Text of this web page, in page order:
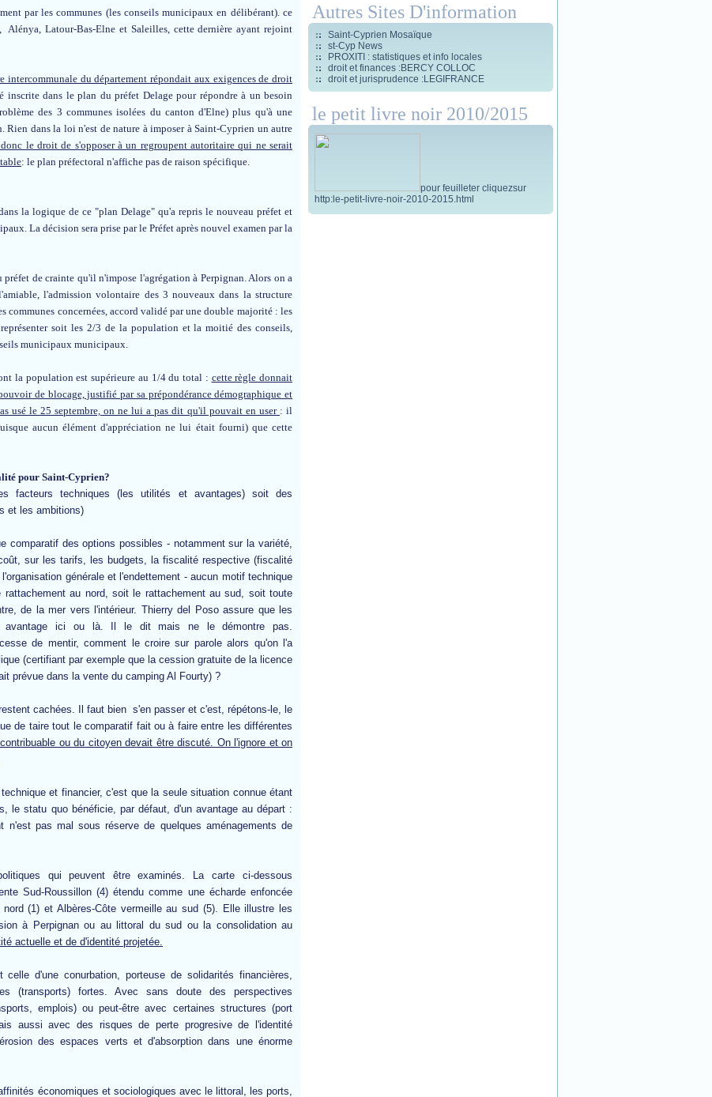
par les communes (les conseils municipaux en délibérant). ce
Latour-Bas-Elne et Saleilles, cette dernière ayant rejoint
intercommunale du département répondait aux exigences de droit
inscrite dans le plan du préfet Delage pour répondre à un besoin
des 3 communes isolées du canton d'Elne) plus qu'à une
dans la loi n'est de nature à imposer à Saint-Cyprien un autre
le droit de s'opposer à un regroupent autoritaire qui ne serait
: le plan préfectoral n'affiche pas de raison spécifique.
la logique de ce "plan Delage" qu'a repris le nouveau préfet et
La décision sera prise par le Préfet après nouvel examen par la
de crainte qu'il n'impose l'agrégation à Perpignan. Alors on a
l'admission volontaire des 3 nouveaux dans la structure
communes concernées, accord validé par une double majorité : les
soit les 2/3 de la population et la moitié des conseils,
municipaux municipaux.
la population est supérieure au 1/4 du total : cette règle donnait
de blocage, justifié par sa prépondérance démographique et
usé le 25 septembre, on ne lui a pas dit qu'il pouvait en user : il
aucun élément d'appréciation ne lui était fourni) que cette
pour Saint-Cyprien?
facteurs techniques (les utilités et avantages) soit des
et les ambitions)
comparatif des options possibles - notamment sur la variété,
sur les tarifs, les budgets, la fiscalité respective (fiscalité
générale et l'endettement - aucun motif technique
au nord, soit le rattachement au sud, soit toute
de la mer vers l'intérieur. Thierry del Poso assure que les
avantage ici ou là. Il le dit mais ne le démontre pas.
de mentir, comment le croire sur parole alors qu'on l'a
(certifiant par exemple que la cession gratuite de la licence
prévue dans la vente du camping Al Fourty) ?
cachées. Il faut bien s'en passer et c'est, répétons-le, le
de taire tout le comparatif fait ou à faire entre les différentes
ou du citoyen devait être discuté. On l'ignore et on
et financier, c'est que la seule situation connue étant
le statu quo bénéficie, par défaut, d'un avantage au départ :
n'est pas mal sous réserve de quelques aménagements de
qui peuvent être examinés. La
carte ci-dessous
Sud-Roussillon (4) étendu comme une écharde enfoncée
(1) et Albères-Côte vermeille au sud (5). Elle illustre les
à Perpignan ou au littoral du sud ou la consolidation au
actuelle et de d'identité projetée.
d'une conurbation, porteuse de solidarités financières,
(transports) fortes. Avec sans doute des perspectives
emplois) ou peut-être avec certaines structures (port
aussi avec des risques de perte progresive de l'identité
des espaces verts et d'absorption dans une énorme
économiques et sociologiques avec le littoral, les ports,
Autres Sites D'information
Saint-Cyprien Mosaïque
st-Cyp News
PROXITI : statistiques et info locales
droit et finances :BERCY COLLOC
droit et jurisprudence :LEGIFRANCE
le petit livre noir 2010/2015
pour feuilleter cliquezsur
http:le-petit-livre-noir-2010-2015.html